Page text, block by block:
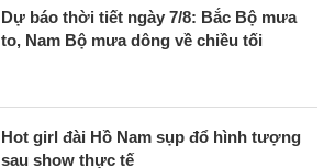
Dự báo thời tiết ngày 7/8: Bắc Bộ mưa
to, Nam Bộ mưa dông về chiều tối
Hot girl đài Hồ Nam sụp đổ hình tượng
sau show thực tế